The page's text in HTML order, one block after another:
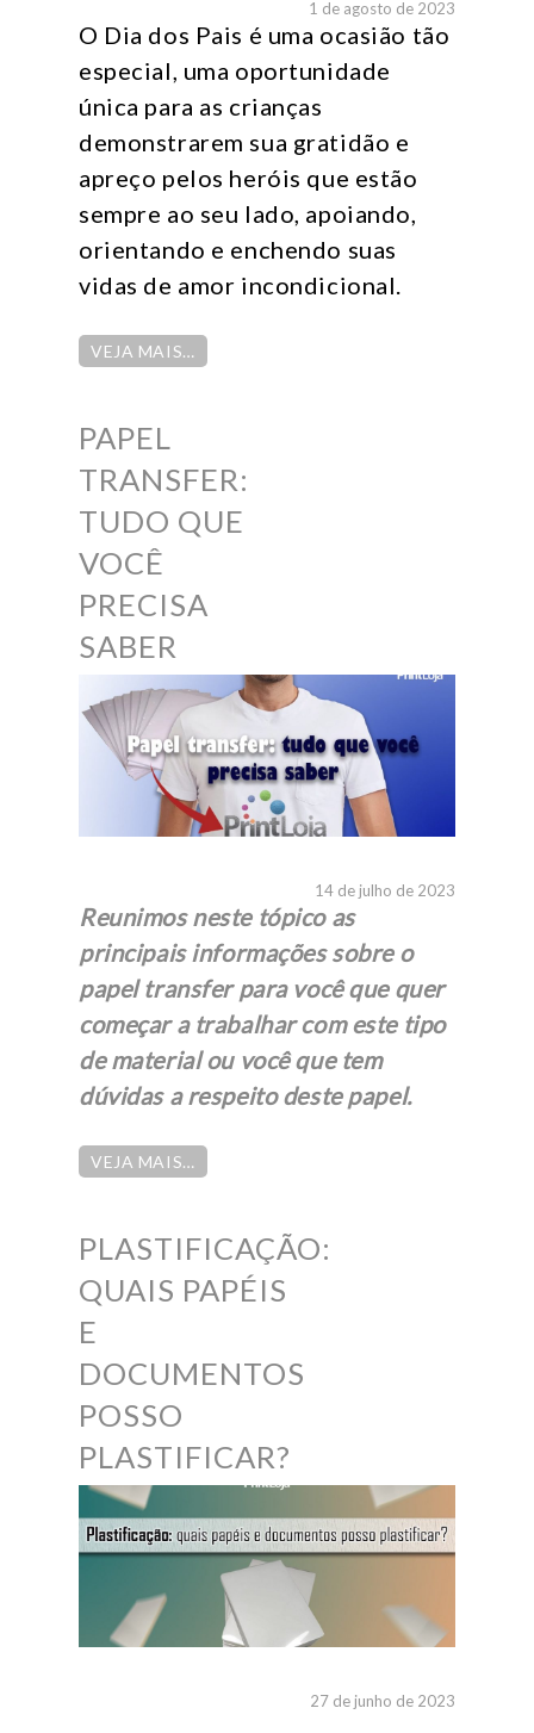
1 de agosto de 2023
O Dia dos Pais é uma ocasião tão
especial, uma oportunidade
única para as crianças
demonstrarem sua gratidão e
apreço pelos heróis que estão
sempre ao seu lado, apoiando,
orientando e enchendo suas
vidas de amor incondicional.
VEJA MAIS…
PAPEL
TRANSFER:
TUDO QUE
VOCÊ
PRECISA
SABER
14 de julho de 2023
Reunimos neste tópico as
principais informações sobre o
papel transfer para você que quer
começar a trabalhar com este tipo
de material ou você que tem
dúvidas a respeito deste papel.
VEJA MAIS…
PLASTIFICAÇÃO:
QUAIS PAPÉIS
E
DOCUMENTOS
POSSO
PLASTIFICAR?
27 de junho de 2023